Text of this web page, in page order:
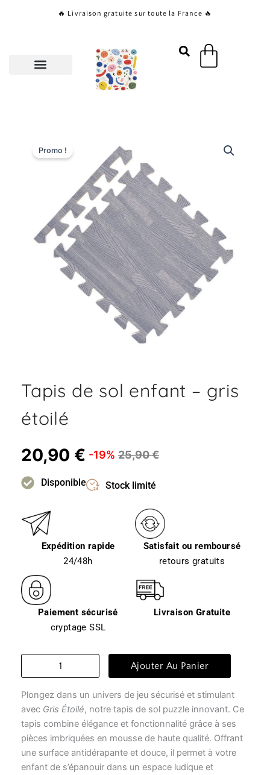
🔥 Livraison gratuite sur toute la France 🔥
Panier
Promo !
Tapis de sol enfant – gris
étoilé
20,90 € -19% 25,90€
Disponible Stock limité
Expédition rapide
24/48h
Satisfait ou remboursé
retours gratuits
Paiement sécurisé
cryptage SSL
Livraison Gratuite
quantité
de
sol
enfant
gris
étoilé
Ajouter Au Panier
Plongez dans un univers de jeu sécurisé et stimulant
avec Gris Étoilé, notre tapis de sol puzzle innovant. Ce
tapis combine élégance et fonctionnalité grâce à ses
pièces imbriquées en mousse de haute qualité. Offrant
une surface antidérapante et douce, il permet à votre
enfant de s’épanouir dans un espace ludique et